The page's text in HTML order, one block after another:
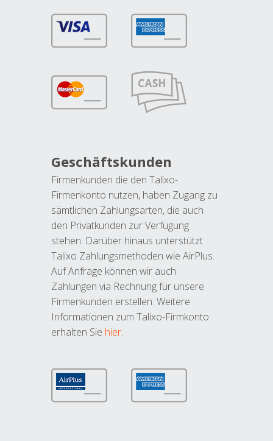
Geschäftskunden
Firmenkunden die den Talixo-
Firmenkonto nutzen, haben Zugang zu
sämtlichen Zahlungsarten, die auch
den Privatkunden zur Verfügung
stehen. Darüber hinaus unterstützt
Talixo Zahlungsmethoden wie AirPlus.
Auf Anfrage können wir auch
Zahlungen via Rechnung für unsere
Firmenkunden erstellen. Weitere
Informationen zum Talixo-Firmkonto
erhalten Sie hier.